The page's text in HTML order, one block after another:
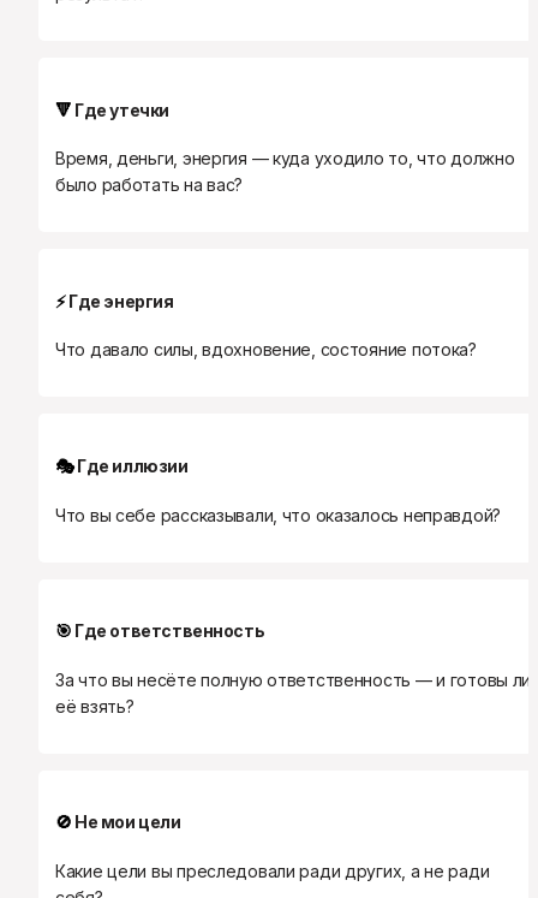
🔻 Где утечки
Время, деньги, энергия — куда уходило то, что должно
было работать на вас?
⚡ Где энергия
Что давало силы, вдохновение, состояние потока?
🎭 Где иллюзии
Что вы себе рассказывали, что оказалось неправдой?
🎯 Где ответственность
За что вы несёте полную ответственность — и готовы ли
её взять?
🚫 Не мои цели
Какие цели вы преследовали ради других, а не ради